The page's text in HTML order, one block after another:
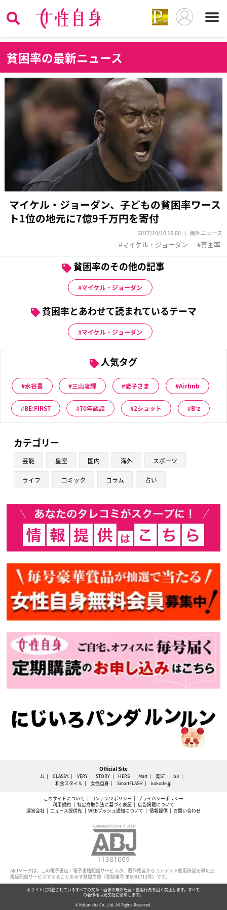
貧困率の最新ニュース
マイケル・ジョーダン、子どもの貧困率ワース
ト1位の地元に7億9千万円を寄付
2017/10/10 16:00 海外ニュース
マイケル・ジョーダン 貧困率
貧困率のその他の記事
マイケル・ジョーダン
貧困率とあわせて読まれているテーマ
マイケル・ジョーダン
人気タグ
水谷豊 三山凌輝 愛子さま Airbnb
BE:FIRST 70年談話 2ショット B'z
カテゴリー
芸能 皇室 国内 海外 スポーツ
ライフ コミック コラム 占い
Official Site
JJ CLASSY. VERY STORY HERS Mart 美ST
bis
和食スタイル
女性自身 SmartFLASH kokode.jp
このサイトについて コンテンツポリシー
プライバシーポリシー
利用規約
特定商取引法に基づく表記
広告掲載について
運営会社
ニュース提供先 WEBプッシュ通知について 情報提供 お問い合わせ
ABJマークは、この電子書店・電子書籍配信サービスが、著作権者からコンテンツ使用許諾を得た正
規版配信サービスであることを示す登録商標（登録番号 第6091713号）です。
本サイトに掲載されているすべての文章・画像の無断転載・複製行為を固く禁止します。すべて
の著作権は光文社に帰属します。
© Kobunsha Co., Ltd. All Rights Reserved.